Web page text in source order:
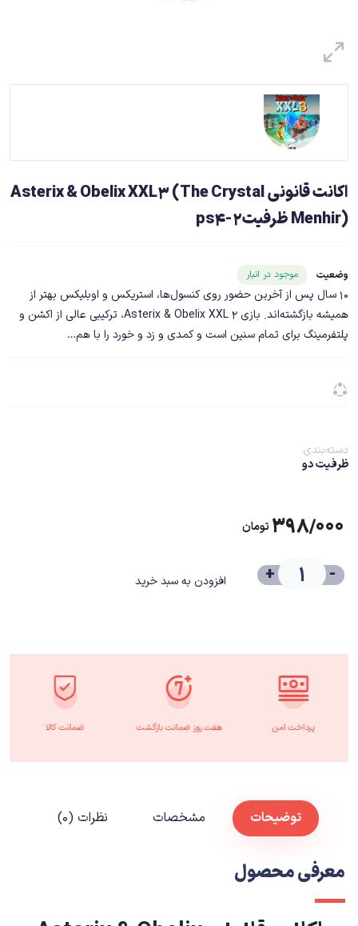
اکانت قانونی Asterix & Obelix XXL3 (The Crystal
Menhir) ظرفیت2-ps4
وضعیت موجود در انبارشناسه محصول ۲۰۳۳۷
10 سال پس از آخرین حضور روی کنسول‌ها، استریکس و اوبلیکس بهتر از
همیشه بازگشته‌اند. بازی Asterix & Obelix XXL 2، ترکیبی عالی از اکشن و
پلتفرمینگ برای تمام سنین است و کمدی و زد و خورد را با هم…
دسته‌بندی
ظرفیت دو
۳۹۸/۰۰۰ تومان
-
+ افزودن به سبد خرید
پرداخت امن هفت روز ضمانت بازگشت ضمانت کالا
توضیحات مشخصات نظرات (۰)
معرفی محصول